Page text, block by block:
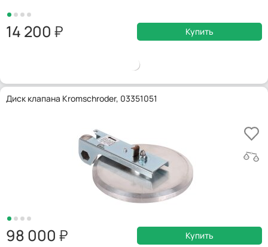
14 200 Купить
Диск клапана Kromschroder, 03351051
98 000 Купить